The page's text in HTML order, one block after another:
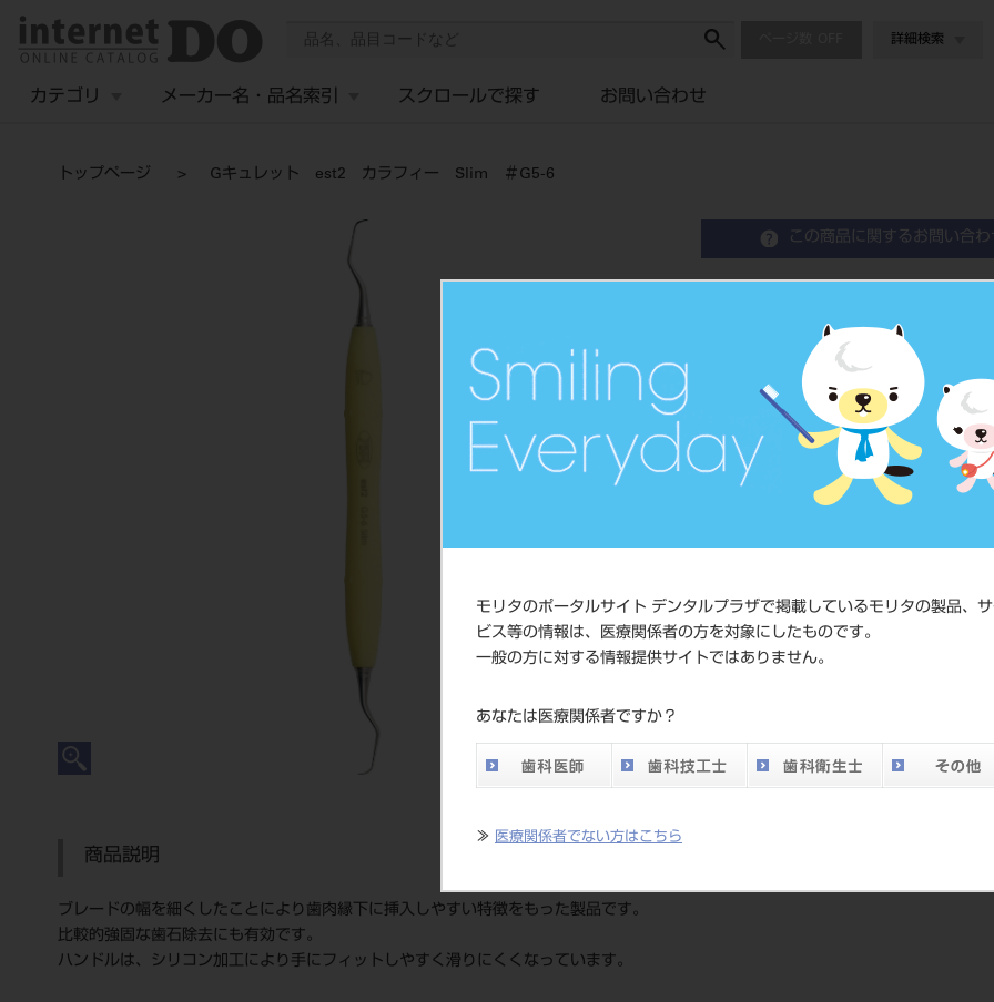
モリタのポータルサイト デンタルプラザで掲載しているモリタの製品、
ビス等の情報は、医療関係者の方を対象にしたものです。
一般の方に対する情報提供サイトではありません。
あなたは医療関係者ですか？
≫ 医療関係者でない方はこちら
詳細検索
カテゴリ メーカー名・品名索引 スクロールで探す お問い合わせ
トップページ Gキュレット est2 カラフィー Slim ＃G5-6
この商品に関するお問い合わ
Periodontal Curette
歯周用キュレット
品目コード
JAN/EANコー
標準価格
ネット会員
メーカー （株）YDM
商品説明
ブレードの幅を細くしたことにより歯肉縁下に挿入しやすい特徴をもった製品です。
比較的強固な歯石除去にも有効です。
ハンドルは、シリコン加工により手にフィットしやすく滑りにくくなっています。